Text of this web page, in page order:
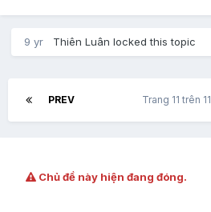
9 yr Thiên Luân locked this topic
PREV Trang 11 trên 11
Chủ đề này hiện đang đóng.